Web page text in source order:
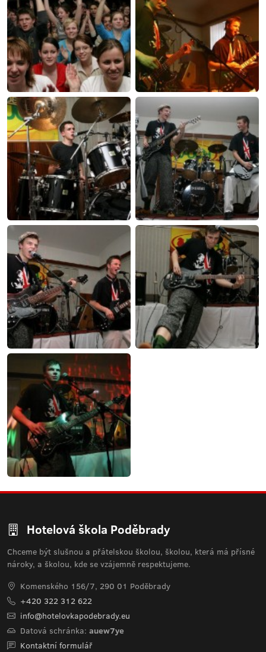
Hotelová škola Poděbrady
Chceme být slušnou a přátelskou školou, školou, která má přísné
nároky, a školou, kde se vzájemně respektujeme.
Komenského 156/7, 290 01 Poděbrady
+420 322 312 622
info@hotelovkapodebrady.eu
Datová schránka: auew7ye
Kontaktní formulář